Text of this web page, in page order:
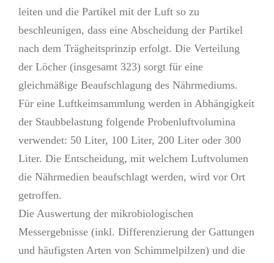
leiten und die Partikel mit der Luft so zu
beschleunigen, dass eine Abscheidung der Partikel
nach dem Trägheitsprinzip erfolgt. Die Verteilung
der Löcher (insgesamt 323) sorgt für eine
gleichmäßige Beaufschlagung des Nährmediums.
Für eine Luftkeimsammlung werden in Abhängigkeit
der Staubbelastung folgende Probenluftvolumina
verwendet: 50 Liter, 100 Liter, 200 Liter oder 300
Liter. Die Entscheidung, mit welchem Luftvolumen
die Nährmedien beaufschlagt werden, wird vor Ort
getroffen.
Die Auswertung der mikrobiologischen
Messergebnisse (inkl. Differenzierung der Gattungen
und häufigsten Arten von Schimmelpilzen) und die